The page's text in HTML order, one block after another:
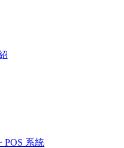
POS 系統